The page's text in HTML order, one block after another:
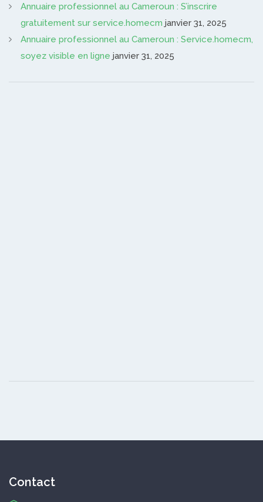
Annuaire professionnel au Cameroun : S’inscrire
gratuitement sur service.homecm janvier 31, 2025
Annuaire professionnel au Cameroun : Service.homecm,
soyez visible en ligne janvier 31, 2025
Contact